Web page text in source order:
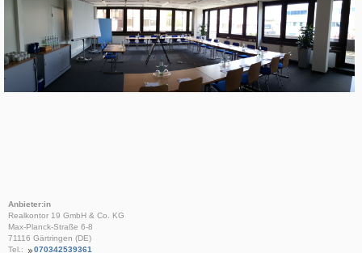
Anbieter:in
Realkontor 19 GmbH & Co. KG
Max-Planck-Straße 6-8
71116 Gärtringen (DE)
Tel.:
070342539361